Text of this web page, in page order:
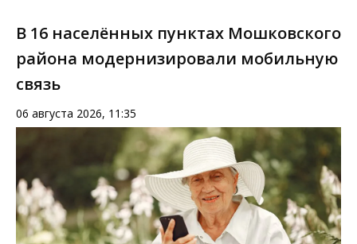
В 16 населённых пунктах Мошковского
района модернизировали мобильную
связь
06 августа 2026, 11:35